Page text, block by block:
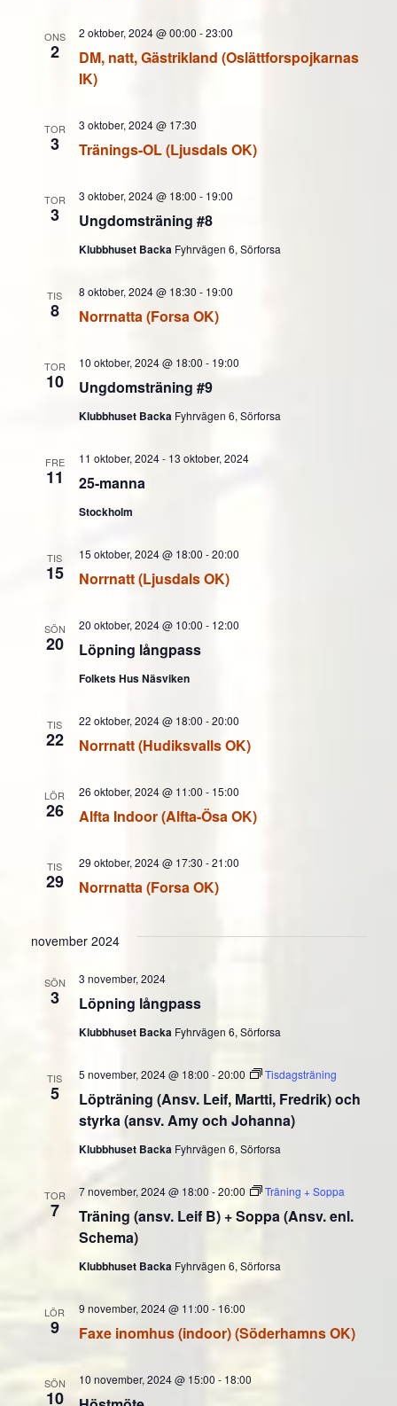
ONS
2
DM, natt, Gästrikland (Oslättforspojkarnas
IK)
2 oktober, 2024 @ 00:00 -23:00
TOR
3 Tränings-OL (Ljusdals OK)
3 oktober, 2024 @ 17:30
TOR
3 Ungdomsträning #8
3 oktober, 2024 @ 18:00 - 19:00
Klubbhuset Backa Fyhrvägen 6, Sörforsa
TIS
8 Norrnatta (Forsa OK)
8 oktober, 2024 @ 18:30 - 19:00
TOR
10 Ungdomsträning #9
10 oktober, 2024 @ 18:00 - 19:00
Klubbhuset Backa Fyhrvägen 6, Sörforsa
FRE
11 25-manna
11 oktober, 2024- 13 oktober, 2024
Stockholm
TIS
15 Norrnatt (Ljusdals OK)
15 oktober, 2024 @ 18:00 -20:00
SÖN
20 Löpning långpass
20 oktober, 2024 @ 10:00 - 12:00
Folkets Hus Näsviken
TIS
22 Norrnatt (Hudiksvalls OK)
22 oktober, 2024 @ 18:00 -20:00
LÖR
26 Alfta Indoor (Alfta-Ösa OK)
26 oktober, 2024 @ 11:00 - 15:00
TIS
29 Norrnatta (Forsa OK)
29 oktober, 2024 @ 17:30 -21:00
november 2024
SÖN
3 Löpning långpass
3 november, 2024
Klubbhuset Backa Fyhrvägen 6, Sörforsa
TIS
5
Löpträning (Ansv. Leif, Martti, Fredrik) och
styrka (ansv. Amy och Johanna)
5 november, 2024 @ 18:00 -20:00 Tisdagsträning
Klubbhuset Backa Fyhrvägen 6, Sörforsa
TOR
7
Träning (ansv. Leif B) + Soppa (Ansv. enl.
Schema)
7 november, 2024 @ 18:00 -20:00 Träning + Soppa
Klubbhuset Backa Fyhrvägen 6, Sörforsa
LÖR
9 Faxe inomhus (indoor) (Söderhamns OK)
9 november, 2024 @ 11:00 - 16:00
SÖN
10
10 november, 2024 @ 15:00 - 18:00